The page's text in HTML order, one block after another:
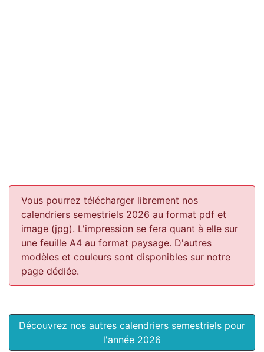
Vous pourrez télécharger librement nos
calendriers semestriels 2026 au format pdf et
image (jpg). L'impression se fera quant à elle sur
une feuille A4 au format paysage. D'autres
modèles et couleurs sont disponibles sur notre
page dédiée.
Découvrez nos autres calendriers semestriels pour
l'année 2026